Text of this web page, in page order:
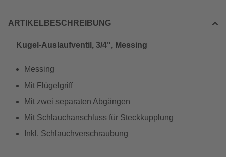
ARTIKELBESCHREIBUNG
Kugel-Auslaufventil, 3/4", Messing
Messing
Mit Flügelgriff
Mit zwei separaten Abgängen
Mit Schlauchanschluss für Steckkupplung
Inkl. Schlauchverschraubung